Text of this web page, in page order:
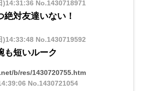
)14:31:36 No.1430718971
絶対友達いない！
)14:33:48No.1430719592
も短いルーク
b/res/1430720755.htm
No.1430721054